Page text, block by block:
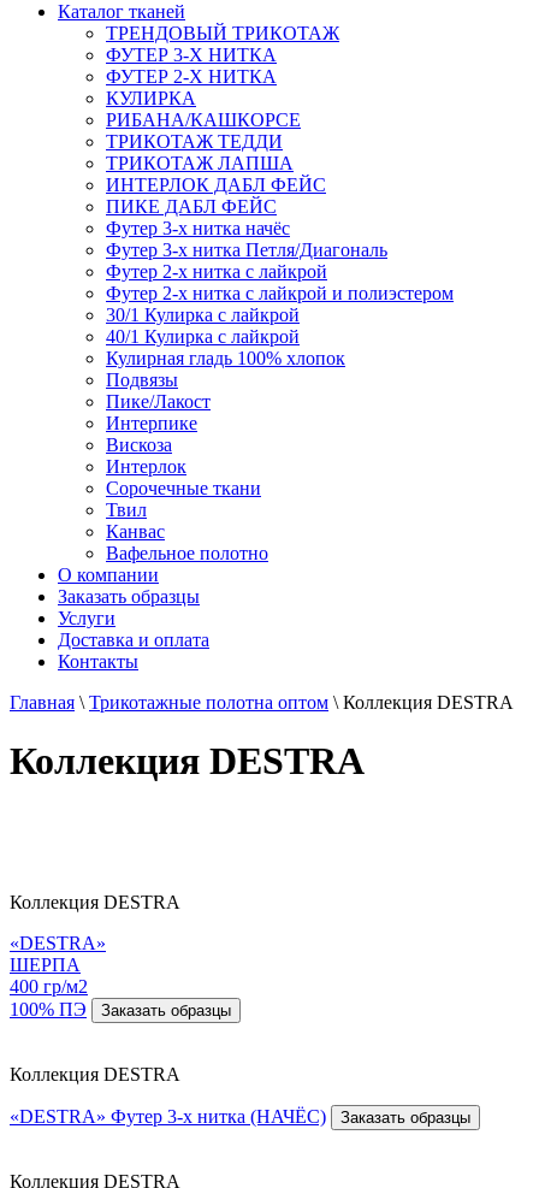
Каталог тканей
ТРЕНДОВЫЙ ТРИКОТАЖ
ФУТЕР 3-Х НИТКА
ФУТЕР 2-Х НИТКА
КУЛИРКА
РИБАНА/КАШКОРСЕ
ТРИКОТАЖ ТЕДДИ
ТРИКОТАЖ ЛАПША
ИНТЕРЛОК ДАБЛ ФЕЙС
ПИКЕ ДАБЛ ФЕЙС
Футер 3-х нитка начёс
Футер 3-х нитка Петля/Диагональ
Футер 2-х нитка с лайкрой
Футер 2-х нитка с лайкрой и полиэстером
30/1 Кулирка с лайкрой
40/1 Кулирка с лайкрой
Кулирная гладь 100% хлопок
Подвязы
Пике/Лакост
Интерпике
Вискоза
Интерлок
Сорочечные ткани
Твил
Канвас
Вафельное полотно
О компании
Заказать образцы
Услуги
Доставка и оплата
Контакты
Главная \ Трикотажные полотна оптом \ Коллекция DESTRA
Коллекция DESTRA
Коллекция DESTRA
«DESTRA»
ШЕРПА
400 гр/м2
100% ПЭ
Заказать образцы
Коллекция DESTRA
«DESTRA» Футер 3-х нитка (НАЧЁС) Заказать образцы
Коллекция DESTRA